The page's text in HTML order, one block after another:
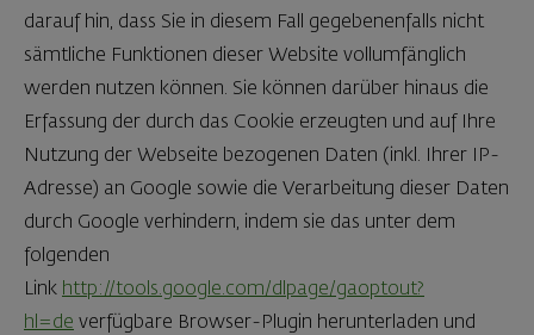
darauf hin, dass Sie in diesem Fall gegebenenfalls nicht
sämtliche Funktionen dieser Website vollumfänglich
werden nutzen können. Sie können darüber hinaus die
Erfassung der durch das Cookie erzeugten und auf Ihre
Nutzung der Webseite bezogenen Daten (inkl. Ihrer IP-
Adresse) an Google sowie die Verarbeitung dieser Daten
durch Google verhindern, indem sie das unter dem
folgenden
Link http://tools.google.com/dlpage/gaoptout?
hl=de verfügbare Browser-Plugin herunterladen und